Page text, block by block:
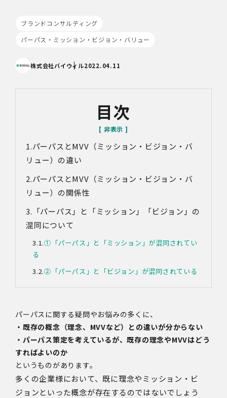
ブランドコンサルティング
パーパス・ミッション・ビジョン・バリュー
株式会社バイウィル2022.04.11
目次
パーパスとMVV（ミッション・ビジョン・バ
リュー）の違い
パーパスとMVV（ミッション・ビジョン・バ
リュー）の関係性
「パーパス」と「ミッション」「ビジョン」の
混同について
①「パーパス」と「ミッション」が混同されてい
る
②「パーパス」と「ビジョン」が混同されている
パーパスに関する疑問やお悩みの多くに、
・既存の概念（理念、MVVなど）との違いが分からない
・パーパス策定を考えているが、既存の理念やMVVはどう
すればよいのか
というものがあります。
多くの企業様において、既に理念やミッション・ビ
ジョンといった概念が存在するのではないでしょう